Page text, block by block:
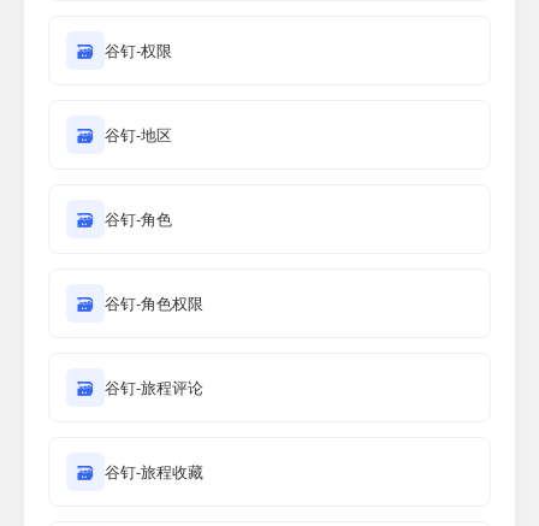
🗃 谷钉-权限
🗃 谷钉-地区
🗃 谷钉-角色
🗃 谷钉-角色权限
🗃 谷钉-旅程评论
🗃 谷钉-旅程收藏